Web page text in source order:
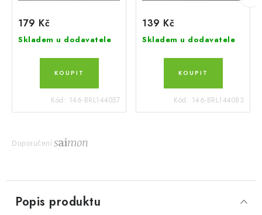
179 Kč
Skladem u dodavatele
Kód: 146-BRL144057
139 Kč
Skladem u dodavatele
Kód: 146-BRL144083
Doporučení
Popis produktu